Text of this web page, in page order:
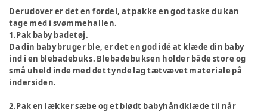
Derudover er det en fordel, at pakke en god taske du kan
tage med i svømmehallen.
1.Pak baby badetøj.
Da din baby bruger ble, er det en god idé at klæde din baby
ind i en blebadebuks. Blebadebuksen holder både store og
små uheld inde med det tynde lag tætvævet materiale på
indersiden.
2.Pak en lækker sæbe og et blødt babyhåndklæde til når